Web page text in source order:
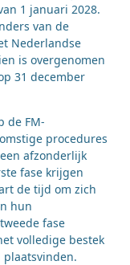
1 januari 2028.
van de
Nederlandse
is overgenomen
31 december
de FM-
procedures
afzonderlijk
fase krijgen
de tijd om zich
hun
fase
volledige bestek